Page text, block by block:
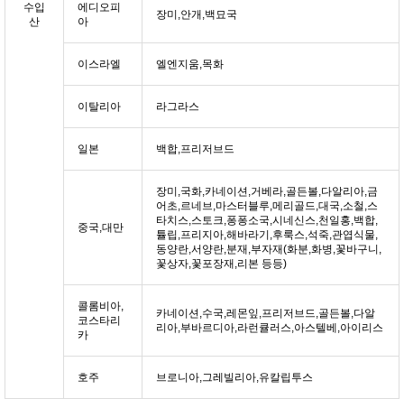
수입
산
에디오피
아
장미,안개,백묘국
이스라엘 엘엔지움,목화
이탈리아 라그라스
일본 백합,프리저브드
중국,대만
장미,국화,카네이션,거베라,골든볼,다알리아,금
어초,르네브,마스터블루,메리골드,대국,소철,스
타치스,스토크,퐁퐁소국,시네신스,천일홍,백합,
튤립,프리지아,해바라기,후룩스,석죽,관엽식물,
동양란,서양란,분재,부자재(화분,화병,꽃바구니,
꽃상자,꽃포장재,리본 등등)
콜롬비아,
코스타리
카
카네이션,수국,레몬잎,프리저브드,골든볼,다알
리아,부바르디아,라런큘러스,아스텔베,아이리스
호주 브로니아,그레빌리아,유칼립투스